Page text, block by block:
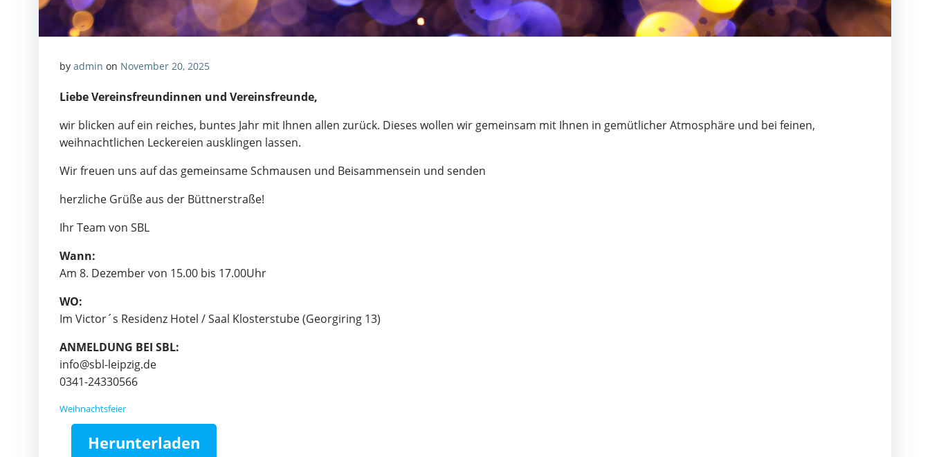
by admin on November 20, 2025
Liebe Vereinsfreundinnen und Vereinsfreunde,
wir blicken auf ein reiches, buntes Jahr mit Ihnen allen zurück. Dieses wollen wir gemeinsam mit Ihnen in gemütlicher Atmosphäre und bei feinen,
weihnachtlichen Leckereien ausklingen lassen.
Wir freuen uns auf das gemeinsame Schmausen und Beisammensein und senden
herzliche Grüße aus der Büttnerstraße!
Ihr Team von SBL
Wann:
Am 8. Dezember von 15.00 bis 17.00Uhr
WO:
Im Victor´s Residenz Hotel / Saal Klosterstube (Georgiring 13)
ANMELDUNG BEI SBL:
info@sbl-leipzig.de
0341-24330566
Weihnachtsfeier
Herunterladen